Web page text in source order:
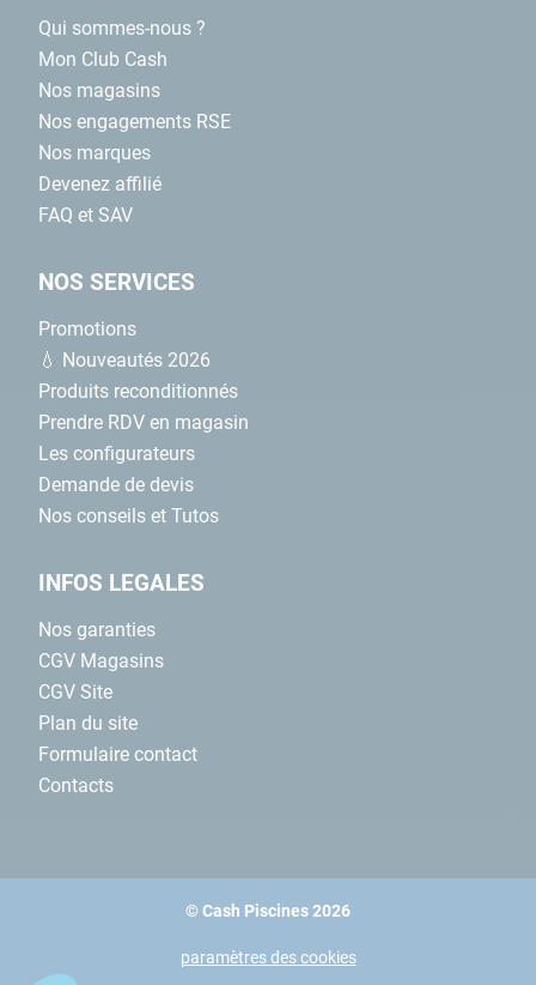
Qui sommes-nous ?
Mon Club Cash
Nos magasins
Nos engagements RSE
Nos marques
Devenez affilié
FAQ et SAV
NOS SERVICES
Promotions
💧 Nouveautés 2026
Produits reconditionnés
Prendre RDV en magasin
Les configurateurs
Demande de devis
Nos conseils et Tutos
INFOS LEGALES
Nos garanties
CGV Magasins
CGV Site
Plan du site
Formulaire contact
Contacts
© Cash Piscines 2026
paramètres des cookies